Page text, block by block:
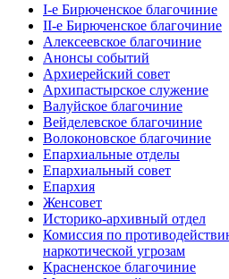
I-е Бирюченское благочиние
II-е Бирюченское благочиние
Алексеевское благочиние
Анонсы событий
Архиерейский совет
Архипастырское служение
Валуйское благочиние
Вейделевское благочиние
Волоконовское благочиние
Епархиальные отделы
Епархиальный совет
Епархия
Женсовет
Историко-архивный отдел
Комиссия по
наркотической угрозам
Красненское благочиние